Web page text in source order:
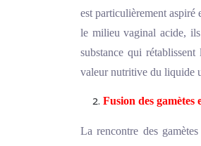
est particulièrement
le milieu vaginal acide, ils
substance qui
valeur nutritive du liquide
Fusion des
La rencontre des